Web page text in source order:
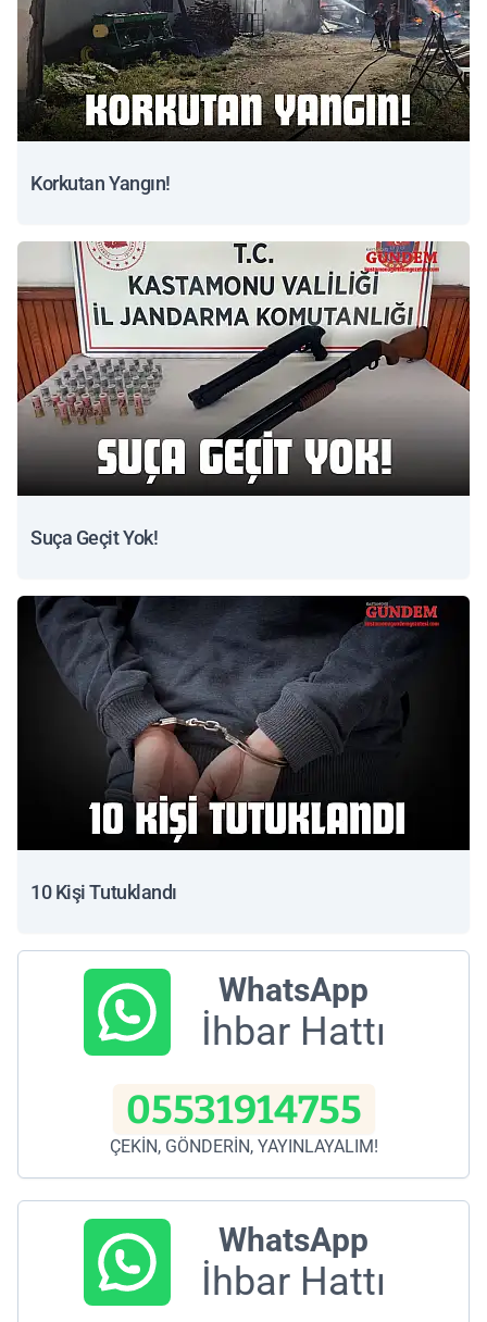
Korkutan Yangın!
Suça Geçit Yok!
10 Kişi Tutuklandı
WhatsApp
İhbar Hattı
05531914755
ÇEKİN, GÖNDERİN, YAYINLAYALIM!
WhatsApp
İhbar Hattı